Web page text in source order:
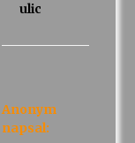
ulic
Anonym
napsal: